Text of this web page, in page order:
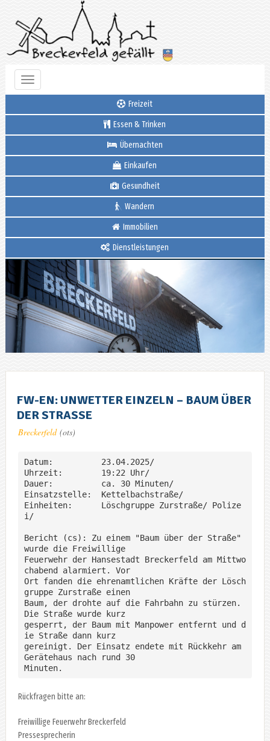
Toggle
navigation
Freizeit
Essen & Trinken
Übernachten
Einkaufen
Gesundheit
Wandern
Immobilien
Dienstleistungen
FW-EN: UNWETTER EINZELN – BAUM ÜBER
DER STRASSE
Breckerfeld(ots)
Datum:		23.04.2025/
Uhrzeit:	19:22 Uhr/
Dauer:		ca. 30 Minuten/
Einsatzstelle:	Kettelbachstraße/
Einheiten:	Löschgruppe Zurstraße/ Polize
i/
Bericht (cs): Zu einem "Baum über der Straße"
wurde die Freiwillige
Feuerwehr der Hansestadt Breckerfeld am Mittwo
chabend alarmiert. Vor
Ort fanden die ehrenamtlichen Kräfte der Lösch
gruppe Zurstraße einen
Baum, der drohte auf die Fahrbahn zu stürzen.
Die Straße wurde kurz
gesperrt, der Baum mit Manpower entfernt und d
ie Straße dann kurz
gereinigt. Der Einsatz endete mit Rückkehr am
Gerätehaus nach rund 30
Minuten.
Rückfragen bitte an:
Freiwillige Feuerwehr Breckerfeld
Pressesprecherin